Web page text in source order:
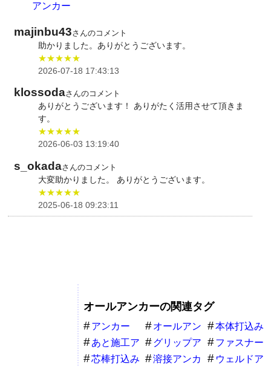
アンカー
majinbu43さんのコメント
助かりました。ありがとうございます。
★★★★★
2026-07-18 17:43:13
klossodaさんのコメント
ありがとうございます！ ありがたく活用させて頂きま
す。
★★★★★
2026-06-03 13:19:40
s_okadaさんのコメント
大変助かりました。 ありがとうございます。
★★★★★
2025-06-18 09:23:11
オールアンカーの関連タグ
アンカー
オールアン
カー
本体打込み
式
あと施工ア
ンカー
グリップア
ンカー
ファスナー
芯棒打込み
溶接アンカ ウェルドア